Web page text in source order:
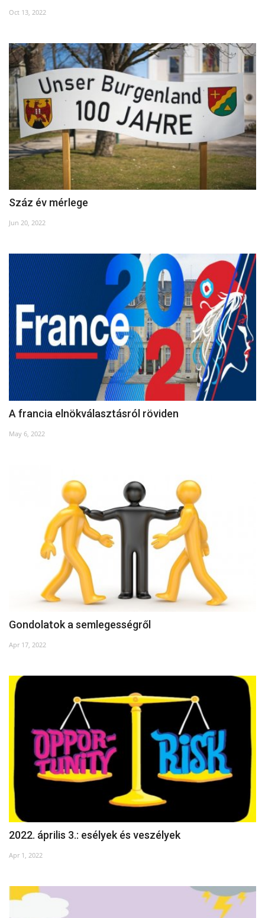
Nyelv
Oct 13, 2022
Száz év mérlege
Jun 20, 2022
A francia elnökválasztásról röviden
May 6, 2022
Gondolatok a semlegességről
Apr 17, 2022
2022. április 3.: esélyek és veszélyek
Apr 1, 2022